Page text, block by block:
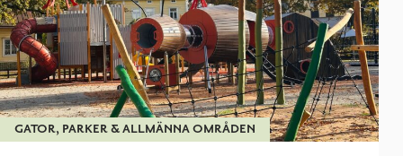
GATOR, PARKER & ALLMÄNNA OMRÅDEN